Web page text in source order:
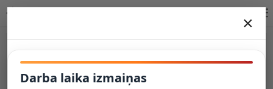
×
Darba laika izmaiņas